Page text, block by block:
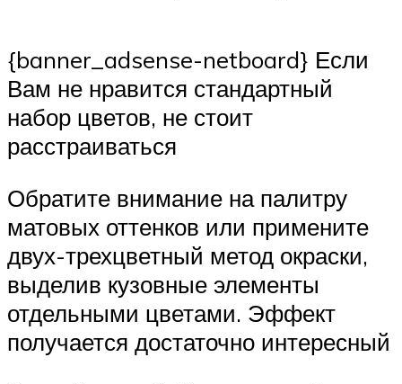
{banner_adsense-netboard} Если
Вам не нравится стандартный
набор цветов, не стоит
расстраиваться
Обратите внимание на палитру
матовых оттенков или примените
двух-трехцветный метод окраски,
выделив кузовные элементы
отдельными цветами. Эффект
получается достаточно интересный